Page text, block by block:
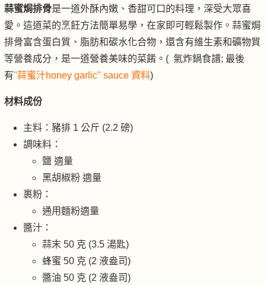
蒜蜜焗排骨是一道外酥內嫩、香甜可口的料理，深受大眾喜
愛。這道菜的烹飪方法簡單易學，在家即可輕鬆製作。蒜蜜焗
排骨富含蛋白質、脂肪和碳水化合物，還含有維生素和礦物質
等營養成分，是一道營養美味的菜餚。( 氣炸鍋食譜; 最後
有"蒜蜜汁honey garlic" sauce 資料)
材料成份
主料：豬排 1 公斤 (2.2 磅)
調味料：
鹽 適量
黑胡椒粉 適量
裹粉：
通用麵粉適量
醬汁：
蒜末 50 克 (3.5 湯匙)
蜂蜜 50 克 (2 液盎司)
醬油 50 克 (2 液盎司)